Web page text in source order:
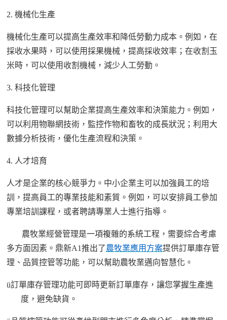
2. 機械化生產
機械化生產可以提高生產效率和降低勞動力成本。例如，在
採收水果時，可以使用採果機械，提高採收效率；在收割玉
米時，可以使用收割機械，減少人工勞動。
3. 科技化管理
科技化管理可以幫助企業提高生產效率和決策能力。例如，
可以利用物聯網技術，監控作物和畜牧的成長狀況；利用大
數據分析技術，優化生產流程和決策。
4. 人才培育
人才是企業的核心競爭力。中小企業主可以加強員工的培
訓，提高員工的專業技能和素質。例如，可以安排員工參加
專業培訓課程，或者聘請專業人士進行指導。
農牧業經營管理是一項複雜的系統工程，需要綜合考慮
多方面因素。鼎新A1推出了農牧業應用方案提供訂單庫存管
理、品質控管等功能，可以幫助農牧業邁向智慧化。
ü訂單庫存管理功能可即時更新訂單庫存，讓您掌握生產進
度，避免缺貨。